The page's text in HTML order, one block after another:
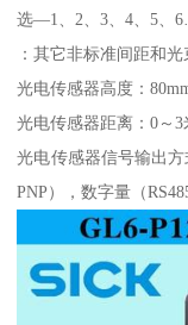
选—1、2、3、4、5
：其它非标准间距和光
光电传感器高度：
光电传感器距离：0～3
光电传感器信号输出方
PNP），数字量（